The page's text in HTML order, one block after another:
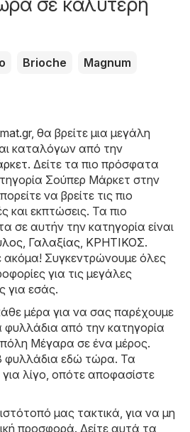
Brioche
Magnum
, θα βρείτε μια μεγάλη
καταλόγων από την
. Δείτε τα πιο πρόσφατα
Σούπερ Μάρκετ στην
να βρείτε τις πιο
εκπτώσεις. Τα πιο
σε αυτήν την κατηγορία είναι
, Γαλαξίας, ΚΡΗΤΙΚΟΣ.
Συγκεντρώνουμε όλες
για τις μεγάλες
για εσάς.
μέρα για να σας παρέχουμε
από την κατηγορία
Μέγαρα σε ένα μέρος.
φυλλάδια εδώ τώρα. Τα
λίγο, οπότε αποφασίστε
μας τακτικά, για να μη
προσφορά. Δείτε αυτά τα